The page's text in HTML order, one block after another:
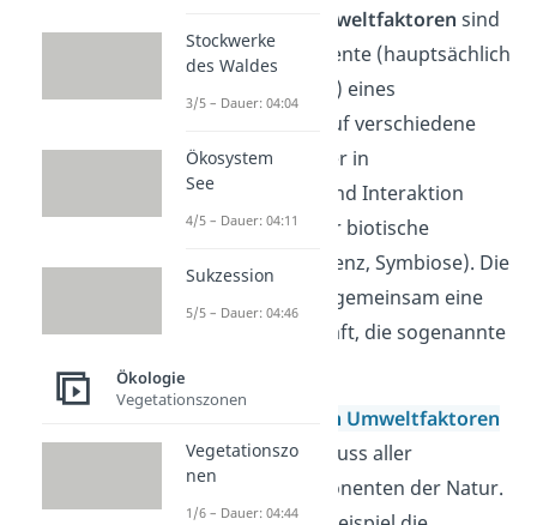
biotischen Umweltfaktoren sind
alle belebten Elemente (hauptsächlich
Tiere und Pflanzen) eines
Ökosystems, die auf verschiedene
Weisen miteinander in
Wechselwirkung und Interaktion
stehen (Beispiel für biotische
Faktoren: Konkurrenz, Symbiose). Die
Lebewesen bilden gemeinsam eine
Lebensgemeinschaft, die sogenannte
Biozönose
abiotischen Umweltfaktoren
zählst du den Einfluss aller
unbelebten Komponenten der Natur.
Stockwerke
des Waldes
3/5 – Dauer: 04:04
Ökosystem
See
4/5 – Dauer: 04:11
Sukzession
5/5 – Dauer: 04:46
Ökologie
Vegetationszonen
Vegetationszo
nen
1/6 – Dauer: 04:44